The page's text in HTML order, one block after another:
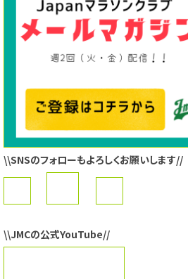
\\SNSのフォローもよろしくお願いします//
\\JMCの公式YouTube//